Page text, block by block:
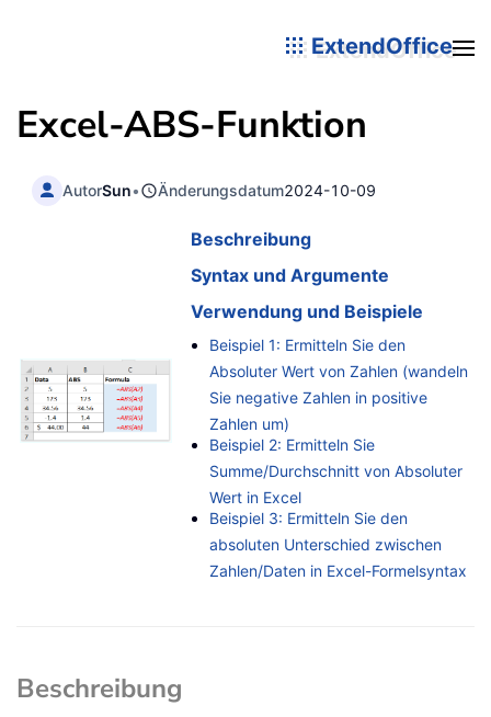
ExtendOffice
Excel-ABS-Funktion
AutorSun• Änderungsdatum2024-10-09
Beschreibung
Syntax und Argumente
Verwendung und Beispiele
Beispiel 1: Ermitteln Sie den
Absoluter Wert von Zahlen (wandeln
Sie negative Zahlen in positive
Zahlen um)
Beispiel 2: Ermitteln Sie
Summe/Durchschnitt von Absoluter
Wert in Excel
Beispiel 3: Ermitteln Sie den
absoluten Unterschied zwischen
Zahlen/Daten in Excel-Formelsyntax
Beschreibung